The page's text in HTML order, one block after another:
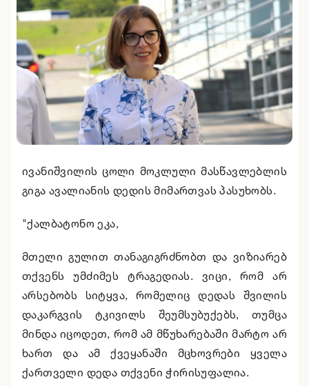
ივანიშვილის ცოლი მოკლული მასწავლებლის
გიგა ავალიანის დედის მიმართვას პასუხობს.
"ქალბატონო ეკა,
მთელი გულით თანაგიგრძნობთ და ვიზიარებ
თქვენს უმძიმეს ტრაგედიას. ვიცი, რომ არ
არსებობს სიტყვა, რომელიც დედას შვილის
დაკარგვის ტკივილს შეუმსუბუქებს, თუმცა
მინდა იცოდეთ, რომ ამ მწუხარებაში მარტო არ
ხართ და ამ ქვეყანაში მცხოვრები ყველა
ქართველი დედა თქვენი ჭირისუფალია.